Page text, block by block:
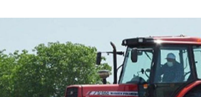
Et fiyatları
Tarım Bilgisi